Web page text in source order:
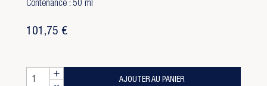
Contenance : 50 ml
101,75 €
AJOUTER AU PANIER